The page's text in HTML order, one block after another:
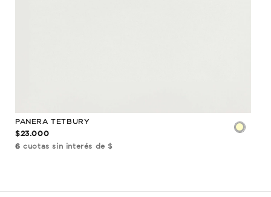
PANERA TETBURY
$23.000
6 cuotas sin interés de $